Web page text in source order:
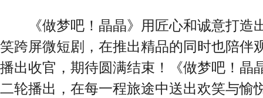
《做梦吧！晶晶》用匠心和诚意打造
笑跨屏微短剧，在推出精品的同时也陪伴
播出收官，期待圆满结束！《做梦吧！晶
二轮播出，在每一程旅途中送出欢笑与愉